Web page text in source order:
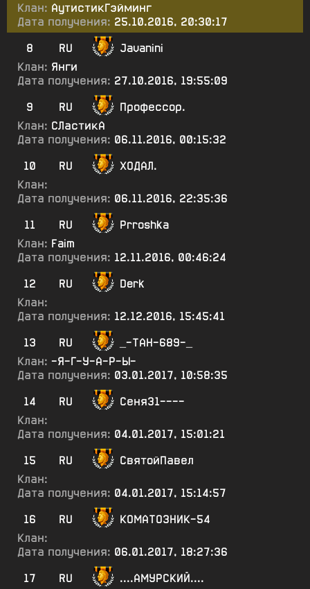
Клан: АутистикГэйминг
Дата получения: 25.10.2016, 20:30:17
8
RU
Javanini
Клан: Янги
Дата получения: 27.10.2016, 19:55:09
9
RU
Профессор.
Клан: СЛастикА
Дата получения: 06.11.2016, 00:15:32
10
RU
ХОДАЛ.
Клан:
Дата получения: 06.11.2016, 22:35:36
11
RU
Prroshka
Клан: Faim
Дата получения: 12.11.2016, 00:46:24
12
RU
Derk
Клан:
Дата получения: 12.12.2016, 15:45:41
13
RU
_-ТАН-689-_
Клан: -Я-Г-У-А-Р-Ы-
Дата получения: 03.01.2017, 10:58:35
14
RU
Сеня31----
Клан:
Дата получения: 04.01.2017, 15:01:21
15
RU
СвятойПавел
Клан:
Дата получения: 04.01.2017, 15:14:57
16
RU
КОМАТОЗНИК-54
Клан:
Дата получения: 06.01.2017, 18:27:36
17
RU
....АМУРСКИЙ....